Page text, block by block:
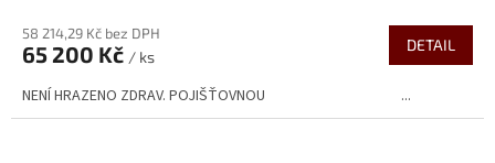
produktu
je
z
5
58 214,29 Kč bez DPH
65 200 Kč / ks
DETAIL
NENÍ HRAZENO ZDRAV. POJIŠŤOVNOU ...